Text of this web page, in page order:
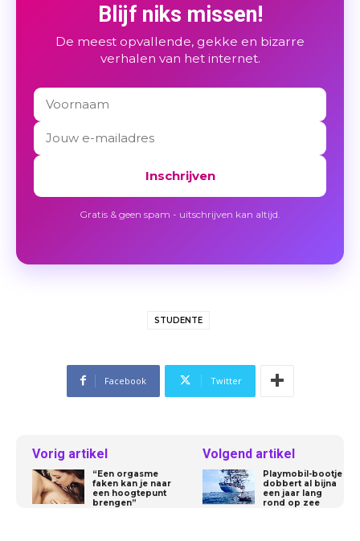
Blijf niks missen!
De meest opvallende, gekke en bizarre
verhalen van het internet.
Inschrijven
Gratis & geen spam - uitschrijven kan altijd.
STUDENTE
Facebook Twitter
Vorig artikel
“Een orgasme
faken kan je naar
een hoogtepunt
brengen”
Volgend artikel
Playmobil-bootje
dobbert al bijna
een jaar lang
rond op zee